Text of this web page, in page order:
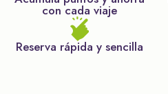
con cada viaje
Reserva rápida y sencilla